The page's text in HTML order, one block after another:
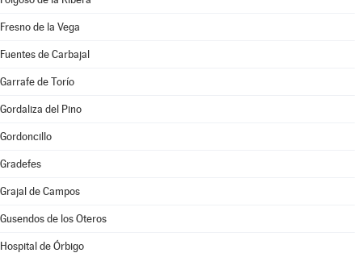
Fresno de la Vega
Fuentes de Carbajal
Garrafe de Torío
Gordaliza del Pino
Gordoncillo
Gradefes
Grajal de Campos
Gusendos de los Oteros
Hospital de Órbigo